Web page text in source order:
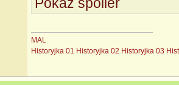
Pokaż spoiler
MAL
Historyjka 01 Historyjka 02 Historyjka 03